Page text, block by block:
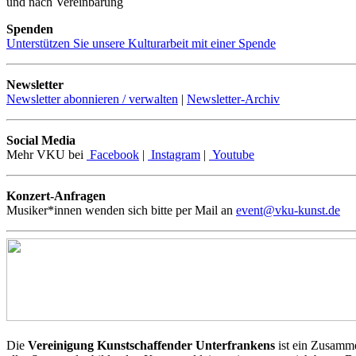
Spenden
Unterstützen Sie unsere Kulturarbeit mit einer Spende
Newsletter
Newsletter abonnieren / verwalten | Newsletter-Archiv
Social Media
Mehr VKU bei Facebook | Instagram | Youtube
Konzert-Anfragen
Musiker*innen wenden sich bitte per Mail an event@vku-kunst.de
Die Vereinigung Kunstschaffender Unterfrankens ist ein